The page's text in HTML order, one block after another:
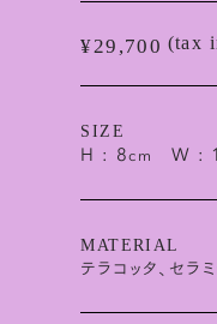
¥29,700 (tax
SIZE
H : 8cm W :
MATERIAL
テラコッタ、セラ